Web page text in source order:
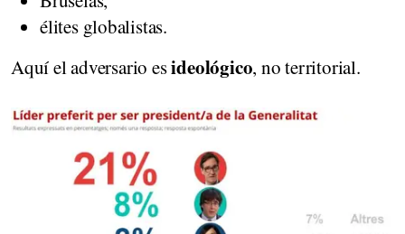
élites globalistas.
Aquí el adversario esideológico, no territorial.